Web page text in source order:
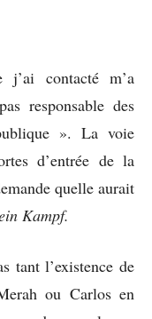
j’ai contacté m’a
responsable des
». La voie
d’entrée de la
quelle aurait
Kampf.
tant l’existence de
ou Carlos en